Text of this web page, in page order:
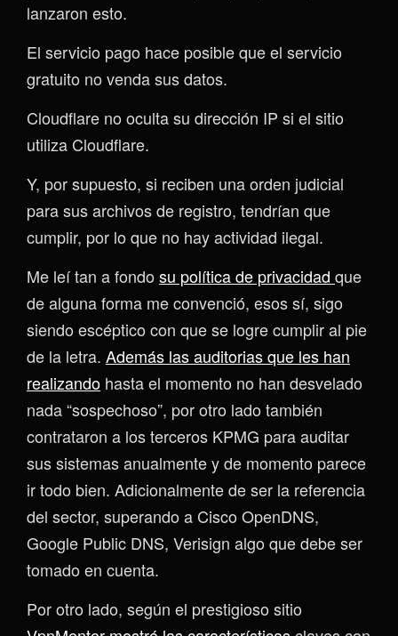
lanzaron esto.
El servicio pago hace posible que el servicio
gratuito no venda sus datos.
Cloudflare no oculta su dirección IP si el sitio
utiliza Cloudflare.
Y, por supuesto, si reciben una orden judicial
para sus archivos de registro, tendrían que
cumplir, por lo que no hay actividad ilegal.
Me leí tan a fondo su política de privacidad que
de alguna forma me convenció, esos sí, sigo
siendo escéptico con que se logre cumplir al pie
de la letra. Además las auditorias que les han
realizando hasta el momento no han desvelado
nada “sospechoso”, por otro lado también
contrataron a los terceros KPMG para auditar
sus sistemas anualmente y de momento parece
ir todo bien. Adicionalmente de ser la referencia
del sector, superando a Cisco OpenDNS,
Google Public DNS, Verisign algo que debe ser
tomado en cuenta.
Por otro lado, según el prestigioso sitio